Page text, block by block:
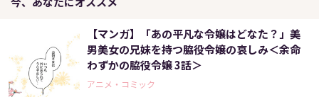
【マンガ】「あの平凡な令嬢はどなた？」美
男美女の兄妹を持つ脇役令嬢の哀しみ＜余命
わずかの脇役令嬢 3話＞
アニメ・コミック